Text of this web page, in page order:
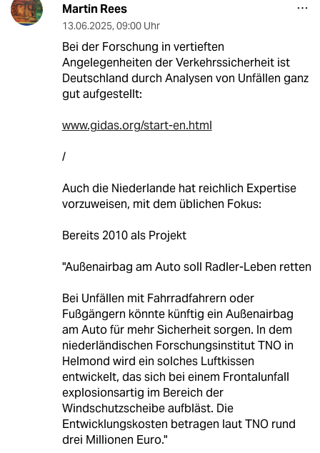
Martin Rees
13.06.2025, 09:00 Uhr
Bei der Forschung in vertieften
Angelegenheiten der Verkehrssicherheit ist
Deutschland durch Analysen von Unfällen ganz
gut aufgestellt:
www.gidas.org/start-en.html
/
Auch die Niederlande hat reichlich Expertise
vorzuweisen, mit dem üblichen Fokus:
Bereits 2010 als Projekt
"Außenairbag am Auto soll Radler-Leben retten
Bei Unfällen mit Fahrradfahrern oder
Fußgängern könnte künftig ein Außenairbag
am Auto für mehr Sicherheit sorgen. In dem
niederländischen Forschungsinstitut TNO in
Helmond wird ein solches Luftkissen
entwickelt, das sich bei einem Frontalunfall
explosionsartig im Bereich der
Windschutzscheibe aufbläst. Die
Entwicklungskosten betragen laut TNO rund
drei Millionen Euro."